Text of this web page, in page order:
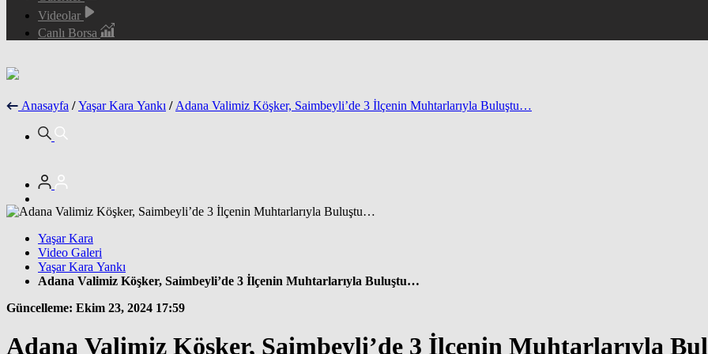
Videolar
Canlı Borsa
Anasayfa / Yaşar Kara Yankı / Adana Valimiz Köşker, Saimbeyli’de 3 İlçenin Muhtarlarıyla Buluştu…
Yaşar Kara
Video Galeri
Yaşar Kara Yankı
Adana Valimiz Köşker, Saimbeyli’de 3 İlçenin Muhtarlarıyla Buluştu…
Güncelleme: Ekim 23, 2024 17:59
Adana Valimiz Köşker, Saimbeyli’de 3 İlçenin Muhtarlarıyla